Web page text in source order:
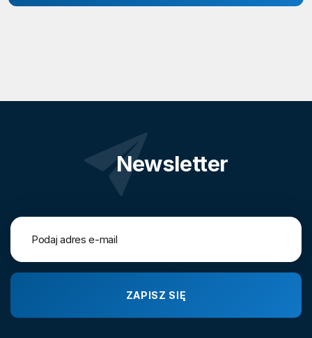
Newsletter